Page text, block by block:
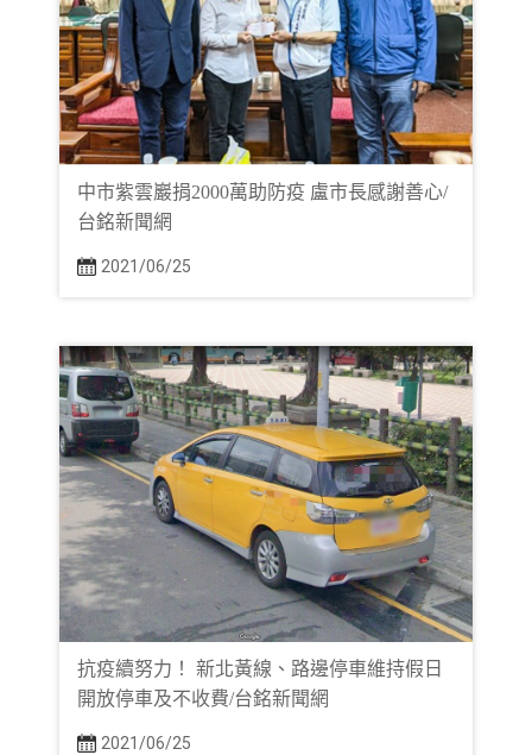
中市紫雲巖捐2000萬助防疫 盧市長感謝善心/
台銘新聞網
2021/06/25
抗疫續努力！ 新北黃線、路邊停車維持假日
開放停車及不收費/台銘新聞網
2021/06/25